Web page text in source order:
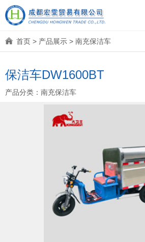
首页 > 产品展示 > 南充保洁车
保洁车DW1600BT
产品分类： 南充保洁车